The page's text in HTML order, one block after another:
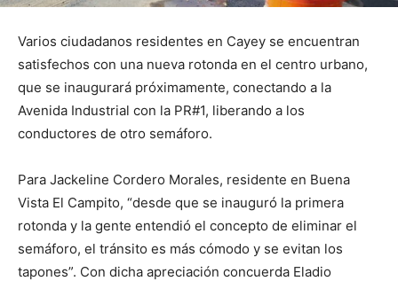
Varios ciudadanos residentes en Cayey se encuentran
satisfechos con una nueva rotonda en el centro urbano,
que se inaugurará próximamente, conectando a la
Avenida Industrial con la PR#1, liberando a los
conductores de otro semáforo.
Para Jackeline Cordero Morales, residente en Buena
Vista El Campito, “desde que se inauguró la primera
rotonda y la gente entendió el concepto de eliminar el
semáforo, el tránsito es más cómodo y se evitan los
tapones”. Con dicha apreciación concuerda Eladio